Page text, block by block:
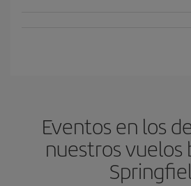
Eventos en los
nuestros vuelos